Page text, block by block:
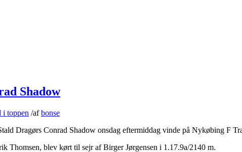
Shadow
i toppen /afbonse
Dragørs Conrad Shadow onsdag eftermiddag vinde på Nykøbing F
Thomsen, blev kørt til sejr af Birger Jørgensen i 1.17.9a/2140 m.